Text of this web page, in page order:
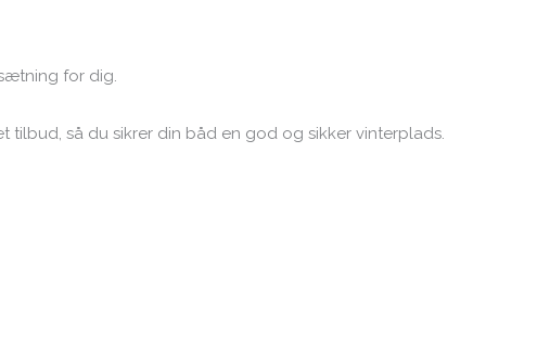
for dig.
så du sikrer din båd en god og sikker vinterplads.